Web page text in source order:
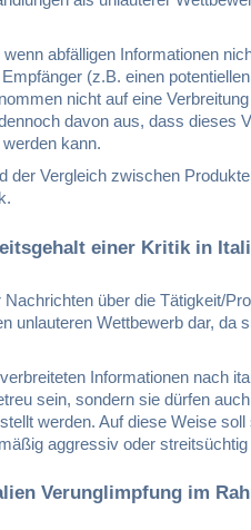
abfälligen Informationen
(z.B. einen
nicht auf eine
davon aus, dass dieses
kann.
der Vergleich zwischen
einer Kritik in
Nachrichten über die Tätigkeit/
unlauteren Wettbewerb dar, da
Informationen nach
sein, sondern sie dürfen
werden. Auf diese Weise
aggressiv oder streitsüchtig
Verunglimpfung im